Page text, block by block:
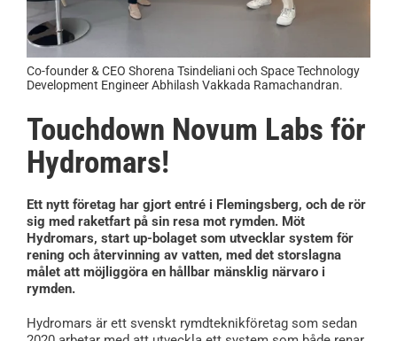
Co-founder & CEO Shorena Tsindeliani och Space Technology
Development Engineer Abhilash Vakkada Ramachandran.
Touchdown Novum Labs för
Hydromars!
Ett nytt företag har gjort entré i Flemingsberg, och de rör
sig med raketfart på sin resa mot rymden. Möt
Hydromars, start up-bolaget som utvecklar system för
rening och återvinning av vatten, med det storslagna
målet att möjliggöra en hållbar mänsklig närvaro i
rymden.
Hydromars är ett svenskt rymdteknikföretag som sedan